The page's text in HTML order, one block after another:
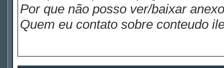
Por que não posso ver/baixar
Quem eu contato sobre conteudo